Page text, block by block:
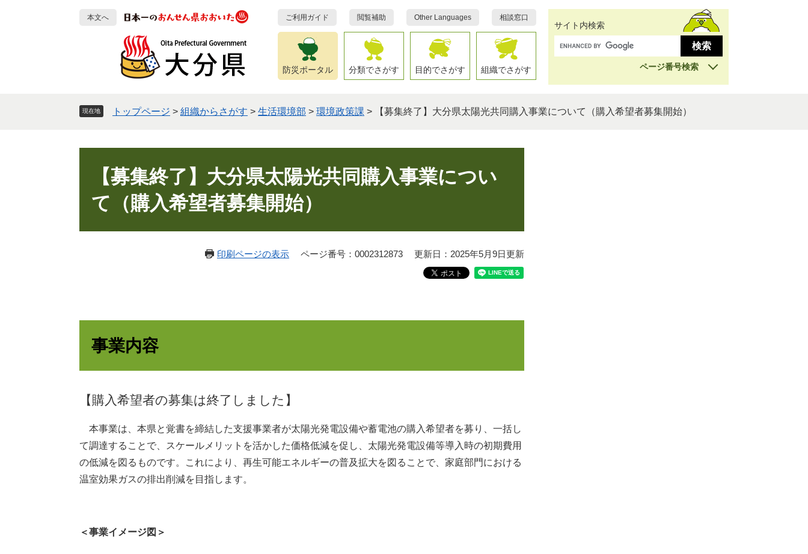
本文へ ご利用ガイド 閲覧補助 Other Languages 相談窓口
防災ポータル 分類でさがす 目的でさがす 組織でさがす
サイト内検索
ページ番号検索
現在地 トップページ > 組織からさがす > 生活環境部 > 環境政策課 > 【募集終了】大分県太陽光共同購入事業について（購入希望者募集開始）
【募集終了】大分県太陽光共同購入事業につい
て（購入希望者募集開始）
印刷ページの表示 ページ番号：0002312873 更新日：2025年5月9日更新
事業内容
【購入希望者の募集は終了しました】
本事業は、本県と覚書を締結した支援事業者が太陽光発電設備や蓄電池の購入希望者を募り、一括し
て調達することで、スケールメリットを活かした価格低減を促し、太陽光発電設備等導入時の初期費用
の低減を図るものです。これにより、再生可能エネルギーの普及拡大を図ることで、家庭部門における
温室効果ガスの排出削減を目指します。
＜事業イメージ図＞